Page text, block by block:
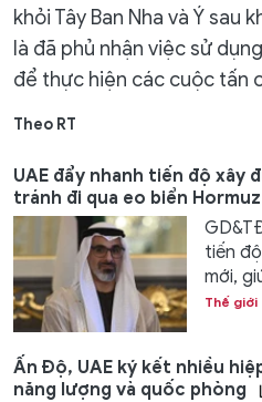
khỏi Tây Ban Nha và Ý sau
là đã phủ nhận việc sử
để thực hiện các cuộc tấn
Theo RT
UAE đẩy nhanh tiến độ xây
tránh đi qua eo biển Hormuz
tiến
mới,
Thế giới
Ấn Độ, UAE ký kết nhiều
năng lượng và quốc phòng